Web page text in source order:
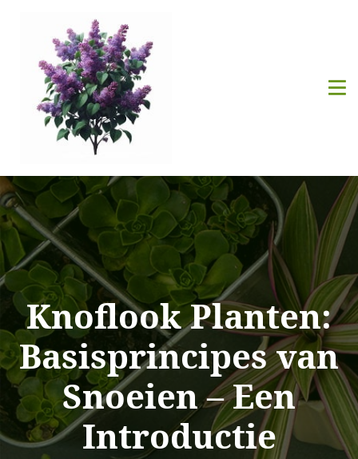
Knoflook Planten:
Basisprincipes van
Snoeien – Een
Introductie